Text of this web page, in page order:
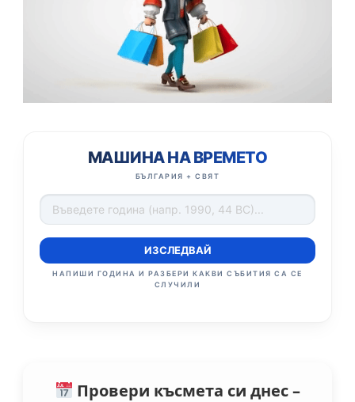
МАШИНА НА ВРЕМЕТО
БЪЛГАРИЯ + СВЯТ
ИЗСЛЕДВАЙ
НАПИШИ ГОДИНА И РАЗБЕРИ КАКВИ СЪБИТИЯ СА СЕ
СЛУЧИЛИ
Провери късмета си днес –